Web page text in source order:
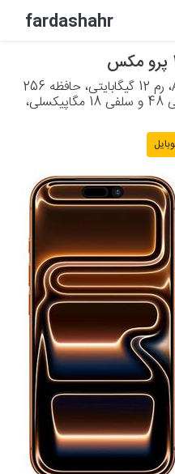
fardashahr
نمایشگر 6.9 اینچی، تراشه A19 Pro، رم 12 گیگابایتی، حافظه 256
گیگابایتی تا 2 ترابایتی، دوربین اصلی 48 و سلفی 18 مگاپیکسلی،